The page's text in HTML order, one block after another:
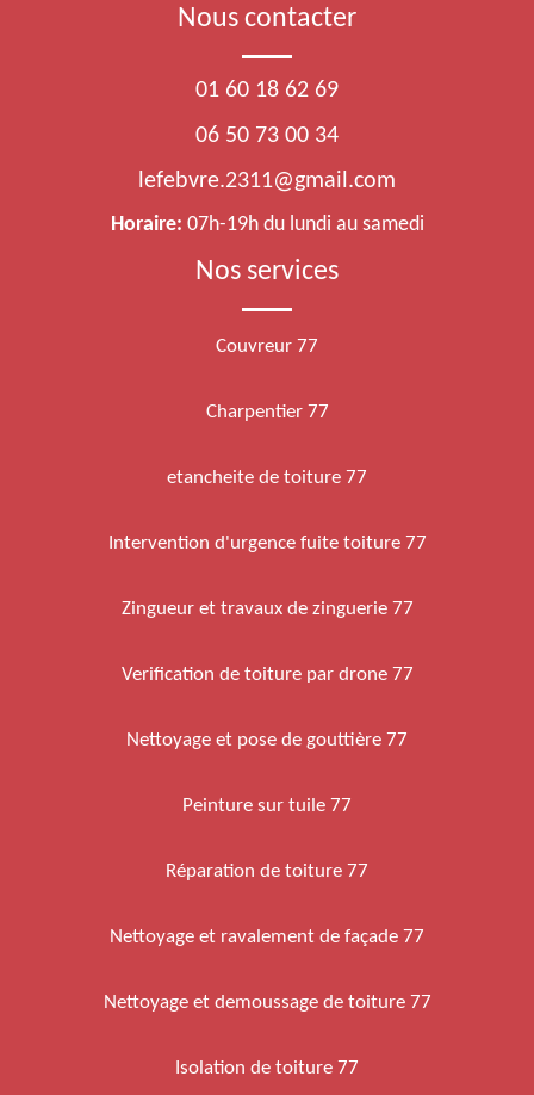
Nous contacter
01 60 18 62 69
06 50 73 00 34
lefebvre.2311@gmail.com
Horaire: 07h-19h du lundi au samedi
Nos services
Couvreur 77
Charpentier 77
etancheite de toiture 77
Intervention d'urgence fuite toiture 77
Zingueur et travaux de zinguerie 77
Verification de toiture par drone 77
Nettoyage et pose de gouttière 77
Peinture sur tuile 77
Réparation de toiture 77
Nettoyage et ravalement de façade 77
Nettoyage et demoussage de toiture 77
Isolation de toiture 77